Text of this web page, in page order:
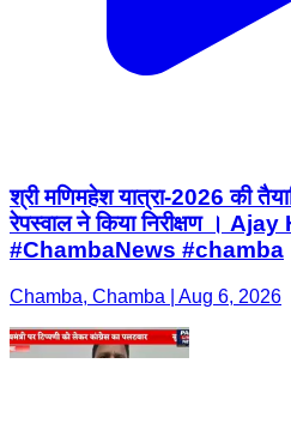
श्री मणिमहेश यात्रा-2026 की
रेपस्वाल ने किया निरीक्षण ।
#ChambaNews #chamba
Chamba, Chamba | Aug 6, 2026